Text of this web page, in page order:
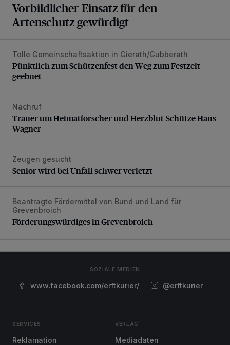
Vorbildlicher Einsatz für den
Artenschutz gewürdigt
Pünktlich zum Schützenfest den Weg zum Festzelt
Tolle Gemeinschaftsaktion in Gierath/Gubberath
Pünktlich zum Schützenfest den Weg zum Festzelt
geebnet
Trauer um Heimatforscher und Herzblut-Schütze Hans
Nachruf
Trauer um Heimatforscher und Herzblut-Schütze Hans
Wagner
Senior wird bei Unfall schwer verletzt
Zeugen gesucht
Senior wird bei Unfall schwer verletzt
Förderungswürdiges in Grevenbroich
Beantragte Fördermittel von Bund und Land für
Grevenbroich
Förderungswürdiges in Grevenbroich
SOZIALE MEDIEN
www.facebook.com/erftkurier/ @erftkurier
SERVICES
Reklamation
VERLAG
Mediadaten